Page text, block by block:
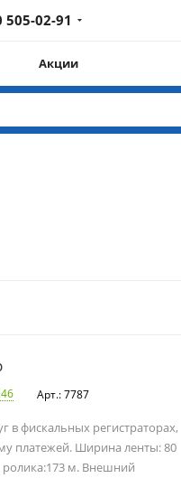
505-02-91
Акции
Арт.: 7787
в фискальных регистраторах,
платежей. Ширина ленты: 80
м. Внешний